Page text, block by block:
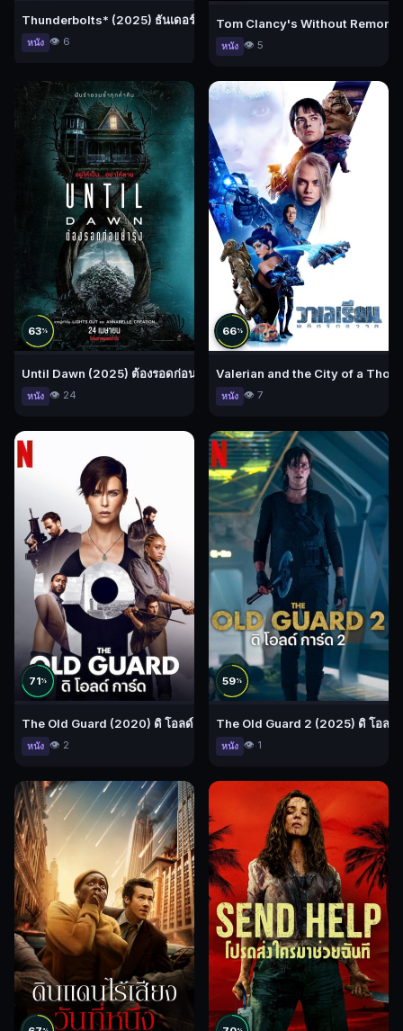
Thunderbolts* (2025) ธันเดอร์โบลต์ส*
หนัง 👁️ 6
Tom Clancy's Without
หนัง 👁️ 5
63%
Until Dawn (2025) ต้องรอดก่อนย่ำรุ่ง
หนัง 👁️ 24
66%
Valerian and the City of a
หนัง 👁️ 7
71%
The Old Guard (2020) ดิ โอลด์ การ์ด
หนัง 👁️ 2
59%
The Old Guard 2 (2025) ดิ โอลด์
หนัง 👁️ 1